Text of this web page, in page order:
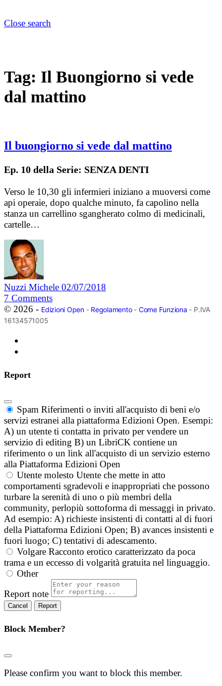
Close search
Tag: Il Buongiorno si vede
dal mattino
Il buongiorno si vede dal mattino
Ep. 10 della Serie: SENZA DENTI
Verso le 10,30 gli infermieri iniziano a muoversi come
api operaie, dopo qualche minuto, fa capolino nella
stanza un carrellino sgangherato colmo di medicinali,
cartelle…
Nuzzi Michele 02/07/2018
7 Comments
© 2026 - Edizioni Open- Regolamento- Come Funziona - P.IVA
16134571005
Report
Spam Riferimenti o inviti all'acquisto di beni e/o
servizi estranei alla piattaforma Edizioni Open. Esempi:
A) un utente ti contatta in privato per vendere un
servizio di editing B) un LibriCK contiene un
riferimento o un link all'acquisto di un servizio esterno
alla Piattaforma Edizioni Open
Utente molesto Utente che mette in atto
comportamenti sgradevoli e inappropriati che possono
turbare la serenità di uno o più membri della
community, perlopiù sottoforma di messaggi in privato.
Ad esempio: A) richieste insistenti di contatti al di fuori
della Piattaforma Edizioni Open; B) avances insistenti e
fuori luogo; C) tentativi di adescamento.
Volgare Racconto erotico caratterizzato da poca
trama e un eccesso di volgarità gratuita nel linguaggio.
Other
Report note
Report
Block Member?
Please confirm you want to block this member.